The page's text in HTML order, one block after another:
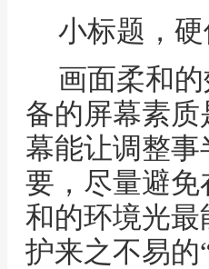
小标题，
画面柔和
备的屏幕素
幕能让调整
要，尽量避
和的环境光
护来之不易的